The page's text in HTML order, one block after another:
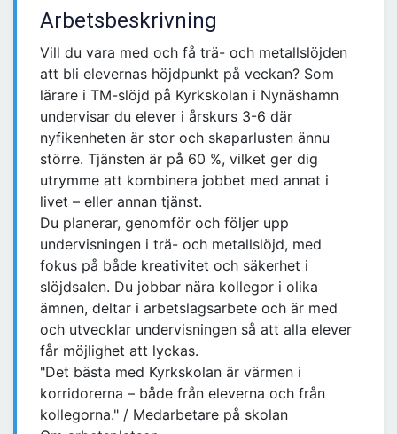
Arbetsbeskrivning
Vill du vara med och få trä- och metallslöjden
att bli elevernas höjdpunkt på veckan? Som
lärare i TM-slöjd på Kyrkskolan i Nynäshamn
undervisar du elever i årskurs 3-6 där
nyfikenheten är stor och skaparlusten ännu
större. Tjänsten är på 60 %, vilket ger dig
utrymme att kombinera jobbet med annat i
livet – eller annan tjänst.
Du planerar, genomför och följer upp
undervisningen i trä- och metallslöjd, med
fokus på både kreativitet och säkerhet i
slöjdsalen. Du jobbar nära kollegor i olika
ämnen, deltar i arbetslagsarbete och är med
och utvecklar undervisningen så att alla elever
får möjlighet att lyckas.
"Det bästa med Kyrkskolan är värmen i
korridorerna – både från eleverna och från
kollegorna." / Medarbetare på skolan